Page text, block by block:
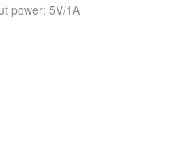
power: 5V/1A